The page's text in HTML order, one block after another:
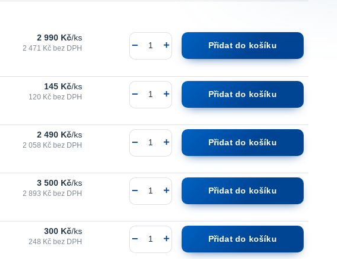
2 990 Kč/ks
2 471 Kč bez DPH Přidat do košíku
145 Kč/ks
120 Kč bez DPH Přidat do košíku
2 490 Kč/ks
2 058 Kč bez DPH Přidat do košíku
3 500 Kč/ks
2 893 Kč bez DPH Přidat do košíku
300 Kč/ks
248 Kč bez DPH Přidat do košíku